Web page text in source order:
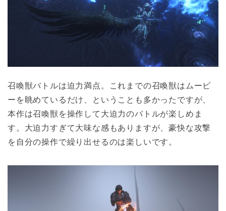
召喚獣バトルは迫力満点。これまでの召喚獣はムービ
ーを眺めているだけ、ということも多かったですが、
本作は召喚獣を操作して大迫力のバトルが楽しめま
す。大迫力すぎて大味な感もありますが、豪快な攻撃
を自分の操作で繰り出せるのは楽しいです。